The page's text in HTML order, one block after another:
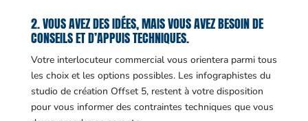
2. VOUS AVEZ DES IDÉES, MAIS VOUS AVEZ BESOIN DE
CONSEILS ET D’APPUIS TECHNIQUES.
Votre interlocuteur commercial vous orientera parmi tous
les choix et les options possibles. Les infographistes du
studio de création Offset 5, restent à votre disposition
pour vous informer des contraintes techniques que vous